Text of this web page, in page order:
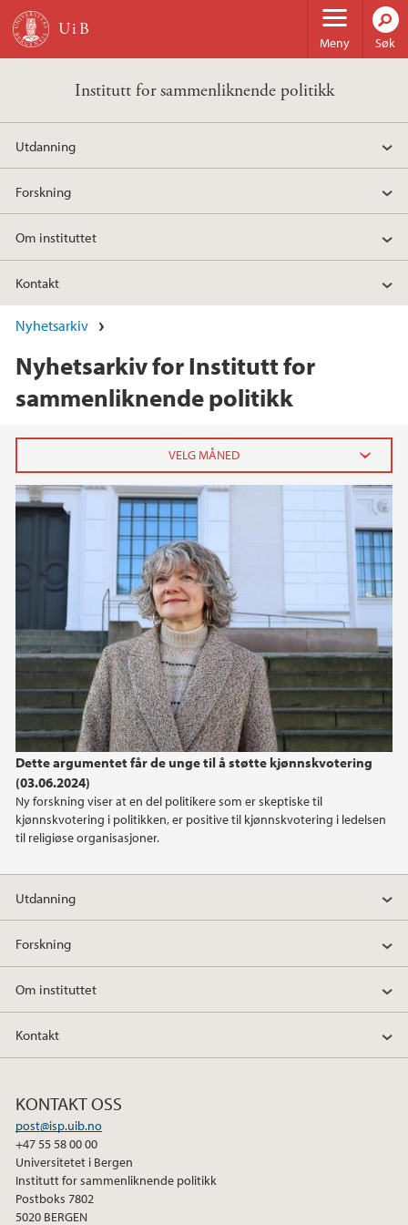
Hopp til hovedinnhold
Meny Søk
Institutt for sammenliknende politikk
Utdanning
Forskning
Om instituttet
Kontakt
Nyhetsarkiv
Nyhetsarkiv for Institutt for
sammenliknende politikk
Dette argumentet får de unge til å støtte kjønnskvotering
(03.06.2024)
Ny forskning viser at en del politikere som er skeptiske til
kjønnskvotering i politikken, er positive til kjønnskvotering i ledelsen
til religiøse organisasjoner.
2026
mai (1)
april (2)
mars (2)
februar (4)
januar (4)
2025
2024
2023
2022
2014
Utdanning
Forskning
Om instituttet
Kontakt
KONTAKT OSS
post@isp.uib.no
+47 55 58 00 00
Universitetet i Bergen
Institutt for sammenliknende politikk
Postboks 7802
5020 BERGEN